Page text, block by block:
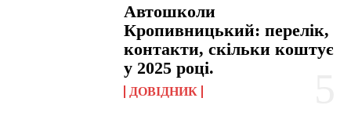
Автошколи
Кропивницький: перелік,
контакти, скільки коштує
у 2025 році.
ДОВІДНИК